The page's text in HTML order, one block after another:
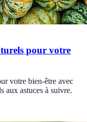
pour votre
votre bien-être avec
aux astuces à suivre.